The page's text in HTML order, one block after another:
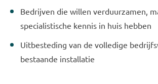
Bedrijven die willen verduurzamen,
specialistische kennis in huis hebben
Uitbesteding van de volledige
bestaande installatie